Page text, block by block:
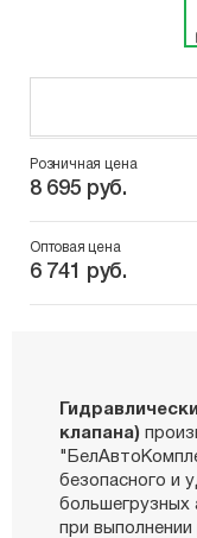
Розничная цена
8 695 руб.
Оптовая цена
6 741 руб.
клапана)
безопасного и
большегрузных
при